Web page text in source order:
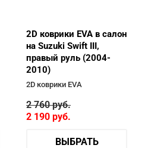
2D коврики EVA в салон
на Suzuki Swift III,
правый руль (2004-
2010)
2D коврики EVA
2 760руб.
2 190 руб.
ВЫБРАТЬ